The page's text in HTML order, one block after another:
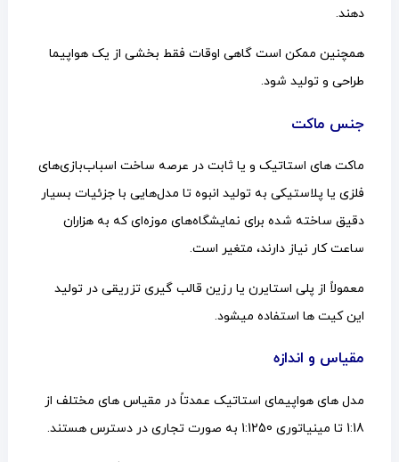
دهند.
همچنین ممکن است گاهی اوقات فقط بخشی از یک هواپیما
طراحی و تولید شود.
جنس ماکت
ماکت های استاتیک و یا ثابت در عرصه ساخت اسباب‌بازی‌های
فلزی یا پلاستیکی به تولید انبوه تا مدل‌هایی با جزئیات بسیار
دقیق ساخته شده برای نمایشگاه‌های موزه‌ای که به هزاران
ساعت کار نیاز دارند، متغیر است.
معمولاً از پلی استایرن یا رزین قالب گیری تزریقی در تولید
این کیت ها استفاده میشود.
مقیاس و اندازه
مدل های هواپیمای استاتیک عمدتاً در مقیاس های مختلف از
1:18 تا مینیاتوری 1:1250 به صورت تجاری در دسترس هستند.